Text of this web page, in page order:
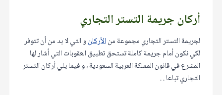
أركان جريمة التستر التجاري
لجريمة التستر التجاري مجموعة منالأركانو التي لا بد من أن تتوفر
لكي نكون أمام جريمة كاملة تستحق تطبيق العقوبات التي أشار لها
المشرع في قانون المملكة العربية السعودية ، و فيما يلي أركان التستر
التجاري تباعا . .